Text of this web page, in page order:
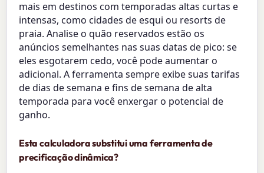
mais em destinos com temporadas altas curtas e
intensas, como cidades de esqui ou resorts de
praia. Analise o quão reservados estão os
anúncios semelhantes nas suas datas de pico: se
eles esgotarem cedo, você pode aumentar o
adicional. A ferramenta sempre exibe suas tarifas
de dias de semana e fins de semana de alta
temporada para você enxergar o potencial de
ganho.
Esta calculadora substitui uma ferramenta de
precificação dinâmica?